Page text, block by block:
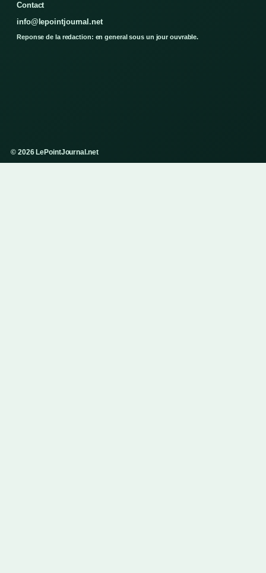
Contact
info@lepointjournal.net
Reponse de la redaction: en general sous un jour ouvrable.
© 2026 LePointJournal.net